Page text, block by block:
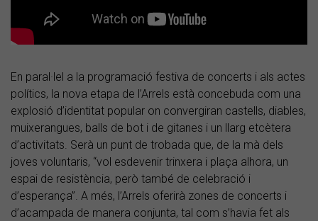
En paral·lel a la programació festiva de concerts i als actes
polítics, la nova etapa de l’Arrels està concebuda com una
explosió d’identitat popular on convergiran castells, diables,
muixerangues, balls de bot i de gitanes i un llarg etcètera
d’activitats. Serà un punt de trobada que, de la mà dels
joves voluntaris, “vol esdevenir trinxera i plaça alhora, un
espai de resistència, però també de celebració i
d’esperança”. A més, l’Arrels oferirà zones de concerts i
d’acampada de manera conjunta, tal com s’havia fet als